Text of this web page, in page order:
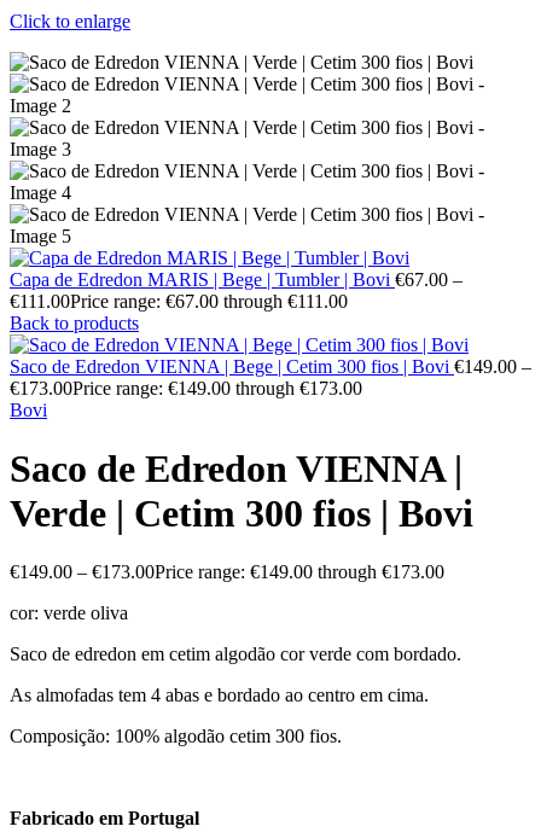
Click to enlarge
Capa de Edredon MARIS | Bege | Tumbler | Bovi €67.00 –
€111.00Price range: €67.00 through €111.00
Back to products
Saco de Edredon VIENNA | Bege | Cetim 300 fios | Bovi €149.00 –
€173.00Price range: €149.00 through €173.00
Bovi
Saco de Edredon VIENNA |
Verde | Cetim 300 fios | Bovi
€149.00 – €173.00Price range: €149.00 through €173.00
cor: verde oliva
Saco de edredon em cetim algodão cor verde com bordado.
As almofadas tem 4 abas e bordado ao centro em cima.
Composição: 100% algodão cetim 300 fios.
Fabricado em Portugal